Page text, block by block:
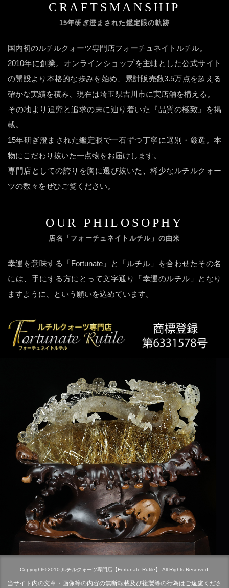
CRAFTSMANSHIP
15年研ぎ澄まされた鑑定眼の軌跡
国内初のルチルクォーツ専門店フォーチュネイトルチル。
2010年に創業。オンラインショップを主軸とした公式サイト
の開設より本格的な歩みを始め、累計販売数3.5万点を超える
確かな実績を積み、現在は埼玉県吉川市に実店舗を構える。
その地より追究と追求の末に辿り着いた『品質の極致』を掲
載。
15年研ぎ澄まされた鑑定眼で一石ずつ丁寧に選別・厳選。本
物にこだわり抜いた一点物をお届けします。
専門店としての誇りを胸に選び抜いた、稀少なルチルクォー
ツの数々をぜひご覧ください。
OUR PHILOSOPHY
店名「フォーチュネイトルチル」の由来
幸運を意味する「Fortunate」と「ルチル」を合わせたその名
には、手にする方にとって文字通り「幸運のルチル」となり
ますように、という願いを込めています。
Copyright© 2010 ルチルクォーツ専門店【Fortunate Rutile】 All Rights Reserved.
当サイト内の文章・画像等の内容の無断転載及び複製等の行為はご遠慮くださ